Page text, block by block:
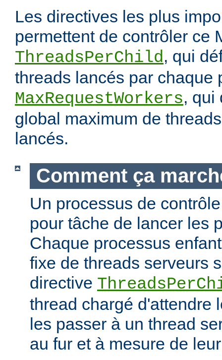
Les directives les plus
permettent de contrôler ce
ThreadsPerChild, qui
threads lancés par chaque
MaxRequestWorkers, qui
global maximum de
lancés.
Comment ça
Un processus de
pour tâche de lancer les
Chaque processus
fixe de threads serveurs
directive
thread chargé d'attendre
les passer à un thread
au fur et à mesure de